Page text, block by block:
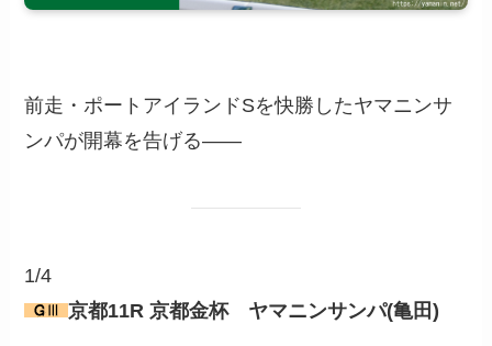
前走・ポートアイランドSを快勝したヤマニンサ
ンパが開幕を告げる――
1/4
京都11R 京都金杯 ヤマニンサンパ(亀田)